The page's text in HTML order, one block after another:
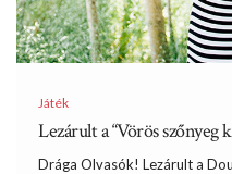
Játék
Lezárult a “Vörös
Drága Olvasók! Lezárult a